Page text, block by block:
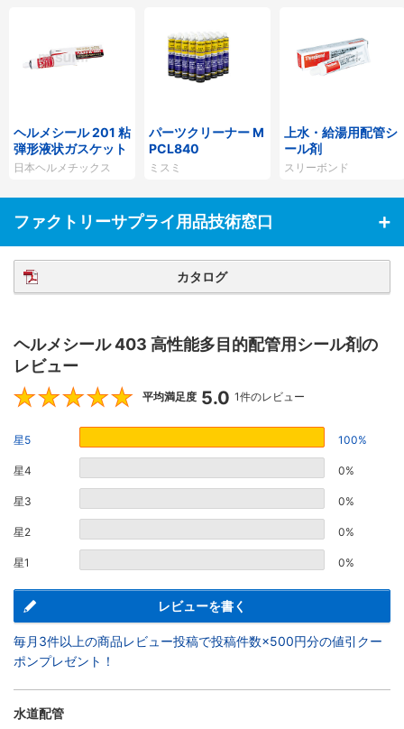
ヘルメシール 201 粘
弾形液状ガスケット
日本ヘルメチックス
パーツクリーナー M
PCL840
ミスミ
上水・給湯用配管シ
ール剤
スリーボンド
ファクトリーサプライ用品技術窓口
カタログ
ヘルメシール 403 高性能多目的配管用シール剤の
レビュー
5
平均満足度 5.0 1件のレビュー
星5 100%
星4 0%
星3 0%
星2 0%
星1 0%
レビューを書く
毎月3件以上の商品レビュー投稿で投稿件数×500円分の値引クー
ポンプレゼント！
水道配管